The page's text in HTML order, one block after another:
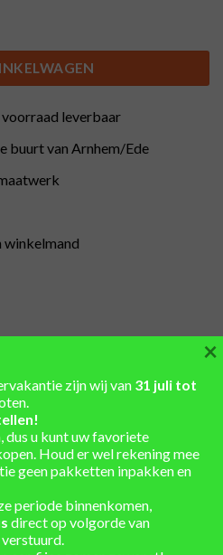
leverbaar
buurt van Arnhem/Ede
winkelmand
cm x Diameter 76 cm
– gebruikt
onbehandeld
zijn wij van 31 juli tot
u kunt uw favoriete
Houd er wel rekening mee
geen pakketten inpakken en
periode binnenkomen,
direct op volgorde van
×